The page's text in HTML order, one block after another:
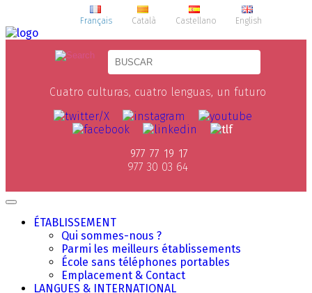
Français Català Castellano English
Cuatro culturas, cuatro lenguas, un futuro
977 77 19 17
977 30 03 64
ÉTABLISSEMENT
Qui sommes-nous ?
Parmi les meilleurs établissements
École sans téléphones portables
Emplacement & Contact
LANGUES & INTERNATIONAL